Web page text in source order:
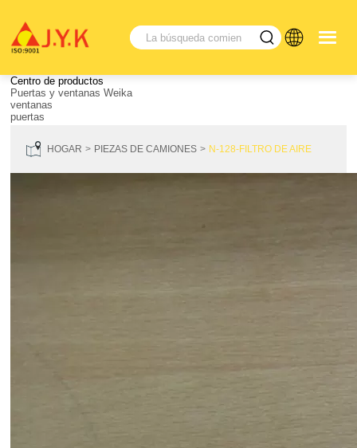
Centro de productos
Puertas y ventanas Weika
ventanas
puertas
HOGAR PIEZAS DE CAMIONES N-128-FILTRO DE AIRE